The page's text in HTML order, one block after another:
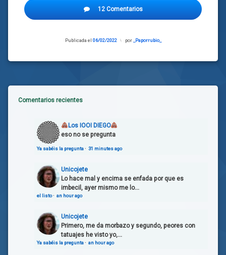
En
quitarían
Intento de
Uzbekistán
12 Comentarios
Publicada el 06/02/2022
Actualizado
por _Paporrubio_
Comentarios recientes
Los IOOI DIEGO
eso no se pregunta
Ya sabéis la pregunta· 31 minutes ago
Unicojete
Lo hace mal y encima se enfada por que es
imbecil, ayer mismo me lo...
el listo· an hour ago
Unicojete
Primero, me da morbazo y segundo, peores con
tatuajes he visto yo,...
Ya sabéis la pregunta· an hour ago